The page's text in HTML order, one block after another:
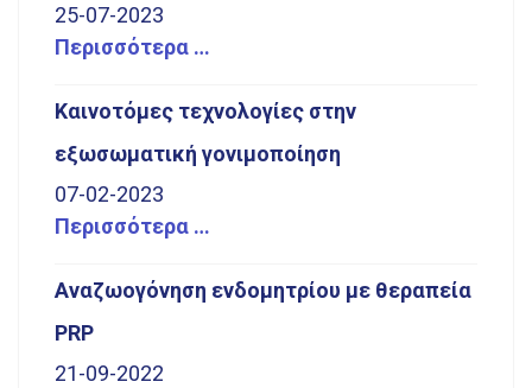
25-07-2023
Περισσότερα …
Καινοτόμες τεχνολογίες στην
εξωσωματική γονιμοποίηση
07-02-2023
Περισσότερα …
Αναζωογόνηση ενδομητρίου με θεραπεία
PRP
21-09-2022